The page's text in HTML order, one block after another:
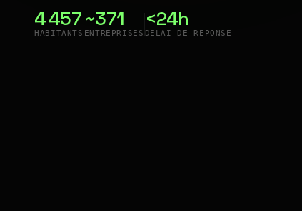
4 457
HABITANTS
~371
ENTREPRISES
<24h
DÉLAI DE RÉPONSE